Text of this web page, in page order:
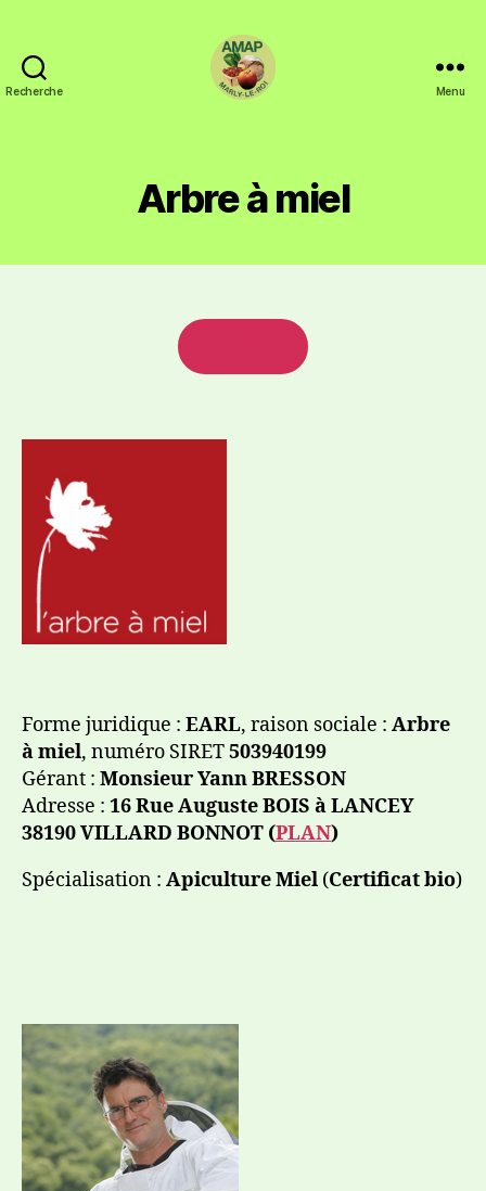
Recherche Menu
Arbre à miel
Forme juridique : EARL, raison sociale : Arbre
à miel, numéro SIRET503940199
Gérant : Monsieur Yann BRESSON
Adresse : 16 Rue Auguste BOIS à LANCEY
38190 VILLARD BONNOT (PLAN)
Spécialisation : Apiculture Miel (Certificat bio)